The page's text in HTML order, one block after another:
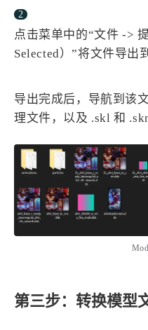
点击菜单中的“文件 ->
Selected）”将文件导出
导出完成后，导航到该
理文件，以及 .skl 和
第三步：转换模型